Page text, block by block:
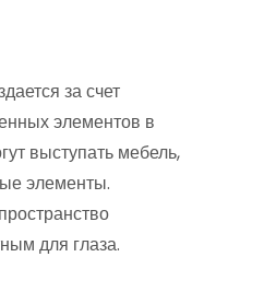
за счет
элементов в
выступать мебель,
элементы.
для глаза.